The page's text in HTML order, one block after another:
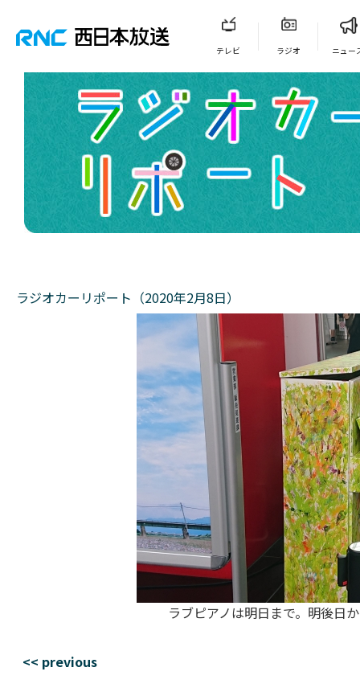
テレビ ラジオ ニュー
ラジオカーリポート（2020年2月8日）
ラブピアノは明日まで。明後日
<< previous